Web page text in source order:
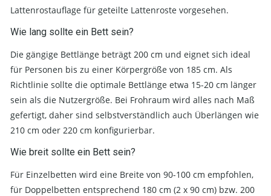
Lattenrostauflage für geteilte Lattenroste vorgesehen.
Wie lang sollte ein Bett sein?
Die gängige Bettlänge beträgt 200 cm und eignet sich ideal
für Personen bis zu einer Körpergröße von 185 cm. Als
Richtlinie sollte die optimale Bettlänge etwa 15-20 cm länger
sein als die Nutzergröße. Bei Frohraum wird alles nach Maß
gefertigt, daher sind selbstverständlich auch Überlängen wie
210 cm oder 220 cm konfigurierbar.
Wie breit sollte ein Bett sein?
Für Einzelbetten wird eine Breite von 90-100 cm empfohlen,
für Doppelbetten entsprechend 180 cm (2 x 90 cm) bzw. 200